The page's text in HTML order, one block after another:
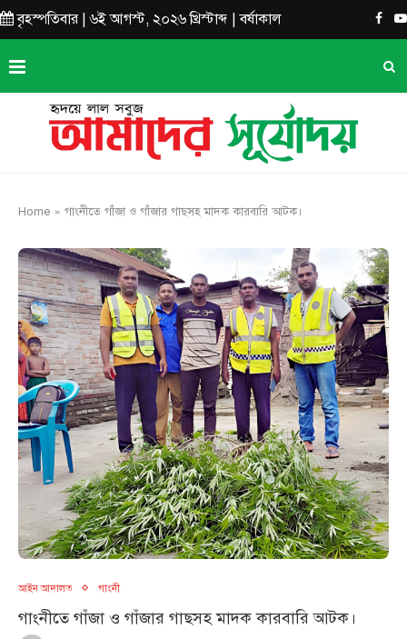
বৃহস্পতিবার | ৬ই আগস্ট, ২০২৬ খ্রিস্টাব্দ | বর্ষাকাল
Home » গাংনীতে গাঁজা ও গাঁজার গাছসহ মাদক কারবারি আটক।
আইন আদালত গাংনী
গাংনীতে গাঁজা ও গাঁজার গাছসহ মাদক কারবারি আটক।